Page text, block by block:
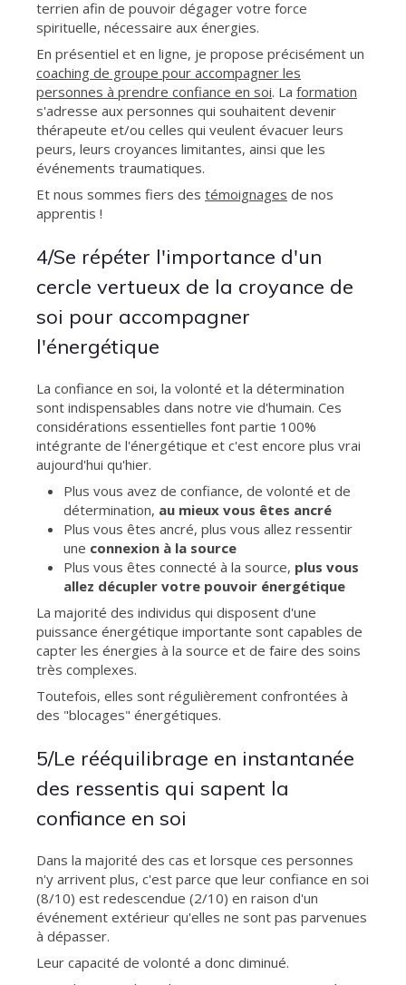
terrien afin de pouvoir dégager votre force
spirituelle, nécessaire aux énergies.
En présentiel et en ligne, je propose précisément un
coaching de groupe pour accompagner les
personnes à prendre confiance en soi. La formation
s'adresse aux personnes qui souhaitent devenir
thérapeute et/ou celles qui veulent évacuer leurs
peurs, leurs croyances limitantes, ainsi que les
événements traumatiques.
Et nous sommes fiers des témoignages de nos
apprentis !
4/Se répéter l'importance d'un
cercle vertueux de la croyance de
soi pour accompagner
l'énergétique
La confiance en soi, la volonté et la détermination
sont indispensables dans notre vie d'humain. Ces
considérations essentielles font partie 100%
intégrante de l'énergétique et c'est encore plus vrai
aujourd'hui qu'hier.
Plus vous avez de confiance, de volonté et de
détermination, au mieux vous êtes ancré
Plus vous êtes ancré, plus vous allez ressentir
une connexion à la source
Plus vous êtes connecté à la source, plus vous
allez décupler votre pouvoir énergétique
La majorité des individus qui disposent d'une
puissance énergétique importante sont capables de
capter les énergies à la source et de faire des soins
très complexes.
Toutefois, elles sont régulièrement confrontées à
des "blocages" énergétiques.
5/Le rééquilibrage en instantanée
des ressentis qui sapent la
confiance en soi
Dans la majorité des cas et lorsque ces personnes
n'y arrivent plus, c'est parce que leur confiance en soi
(8/10) est redescendue (2/10) en raison d'un
événement extérieur qu'elles ne sont pas parvenues
à dépasser.
Leur capacité de volonté a donc diminué.